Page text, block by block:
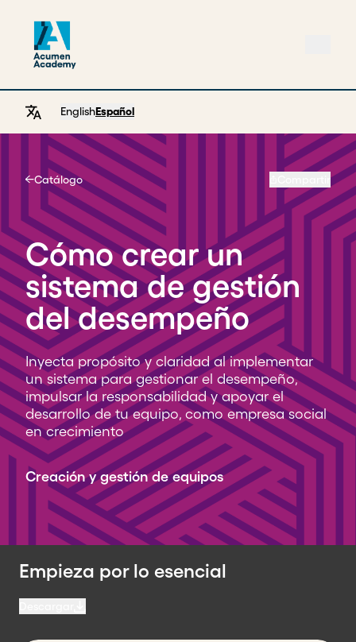
EnglishEspañol
Catálogo
Home
Cómo crear un
sistema de gestión
del desempeño
Inyecta propósito y claridad al implementar
un sistema para gestionar el desempeño,
impulsar la responsabilidad y apoyar el
desarrollo de tu equipo, como empresa social
en crecimiento
Creación y gestión de equipos
Empieza por lo esencial